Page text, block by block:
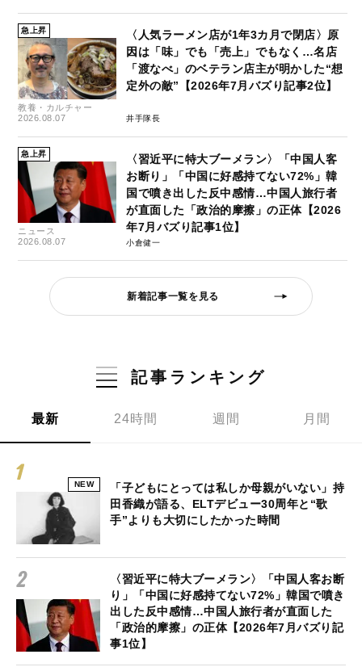
急上昇
教養・カルチャー
2026.08.07
〈人気ラーメン店が1年3カ月で閉店〉原
因は「味」でも「売上」でもなく…名店
「渡なべ」のベテラン店主が明かした“想
定外の敵”【2026年7月バズり記事2位】
井手隊長
急上昇
ニュース
2026.08.07
〈習近平に特大ブーメラン〉「中国人客
お断り」「中国に好感持てない72%」韓
国で噴き出した反中感情…中国人旅行者
が直面した「政治的摩擦」の正体【2026
年7月バズり記事1位】
小倉健一
新着記事一覧を見る
記事ランキング
最新 24時間 週間 月間
NEW
「子どもにとっては私しか母親がいない」持
田香織が語る、ELTデビュー30周年と“歌
手”よりも大切にしたかった時間
〈習近平に特大ブーメラン〉「中国人客お断
り」「中国に好感持てない72%」韓国で噴き
出した反中感情…中国人旅行者が直面した
「政治的摩擦」の正体【2026年7月バズり記
事1位】